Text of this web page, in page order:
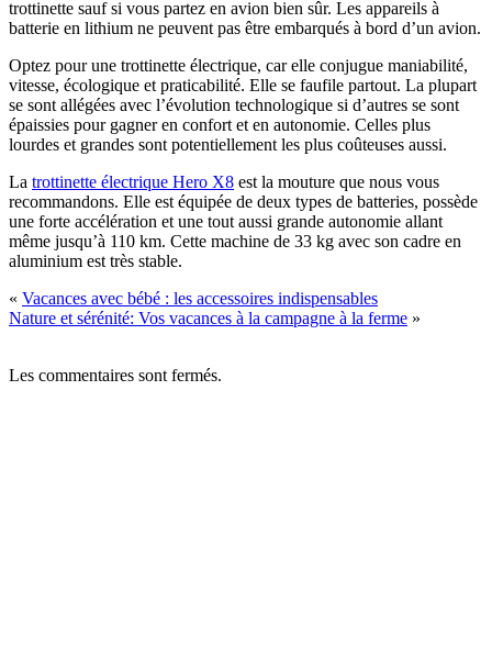
trottinette sauf si vous partez en avion bien sûr. Les appareils à
batterie en lithium ne peuvent pas être embarqués à bord d’un avion.
Optez pour une trottinette électrique, car elle conjugue maniabilité,
vitesse, écologique et praticabilité. Elle se faufile partout. La plupart
se sont allégées avec l’évolution technologique si d’autres se sont
épaissies pour gagner en confort et en autonomie. Celles plus
lourdes et grandes sont potentiellement les plus coûteuses aussi.
La trottinette électrique Hero X8 est la mouture que nous vous
recommandons. Elle est équipée de deux types de batteries, possède
une forte accélération et une tout aussi grande autonomie allant
même jusqu’à 110 km. Cette machine de 33 kg avec son cadre en
aluminium est très stable.
« Vacances avec bébé : les accessoires indispensables
Nature et sérénité: Vos vacances à la campagne à la ferme »
Les commentaires sont fermés.